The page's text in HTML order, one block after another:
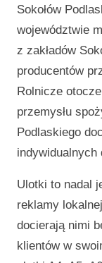
Sokołów
województwie
z zakładów
producentów
Rolnicze
przemysłu
Podlaskiego
indywidualnych
Ulotki to nadal
reklamy
docierają nimi
klientów w